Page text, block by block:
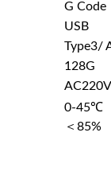
G Code
USB
Type3/
128G
0-45℃
＜85%